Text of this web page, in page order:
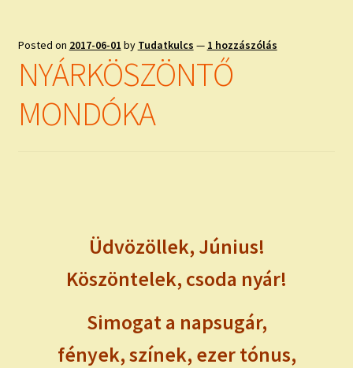
Posted on 2017-06-01 by Tudatkulcs — 1 hozzászólás
NYÁRKÖSZÖNTŐ
MONDÓKA
Üdvözöllek, Június!
Köszöntelek, csoda nyár!
Simogat a napsugár,
fények, színek, ezer tónus,